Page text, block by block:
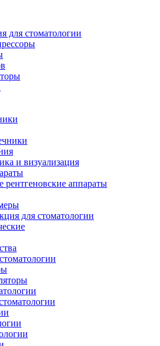
для стоматологии
и визуализация
аппараты
для стоматологии